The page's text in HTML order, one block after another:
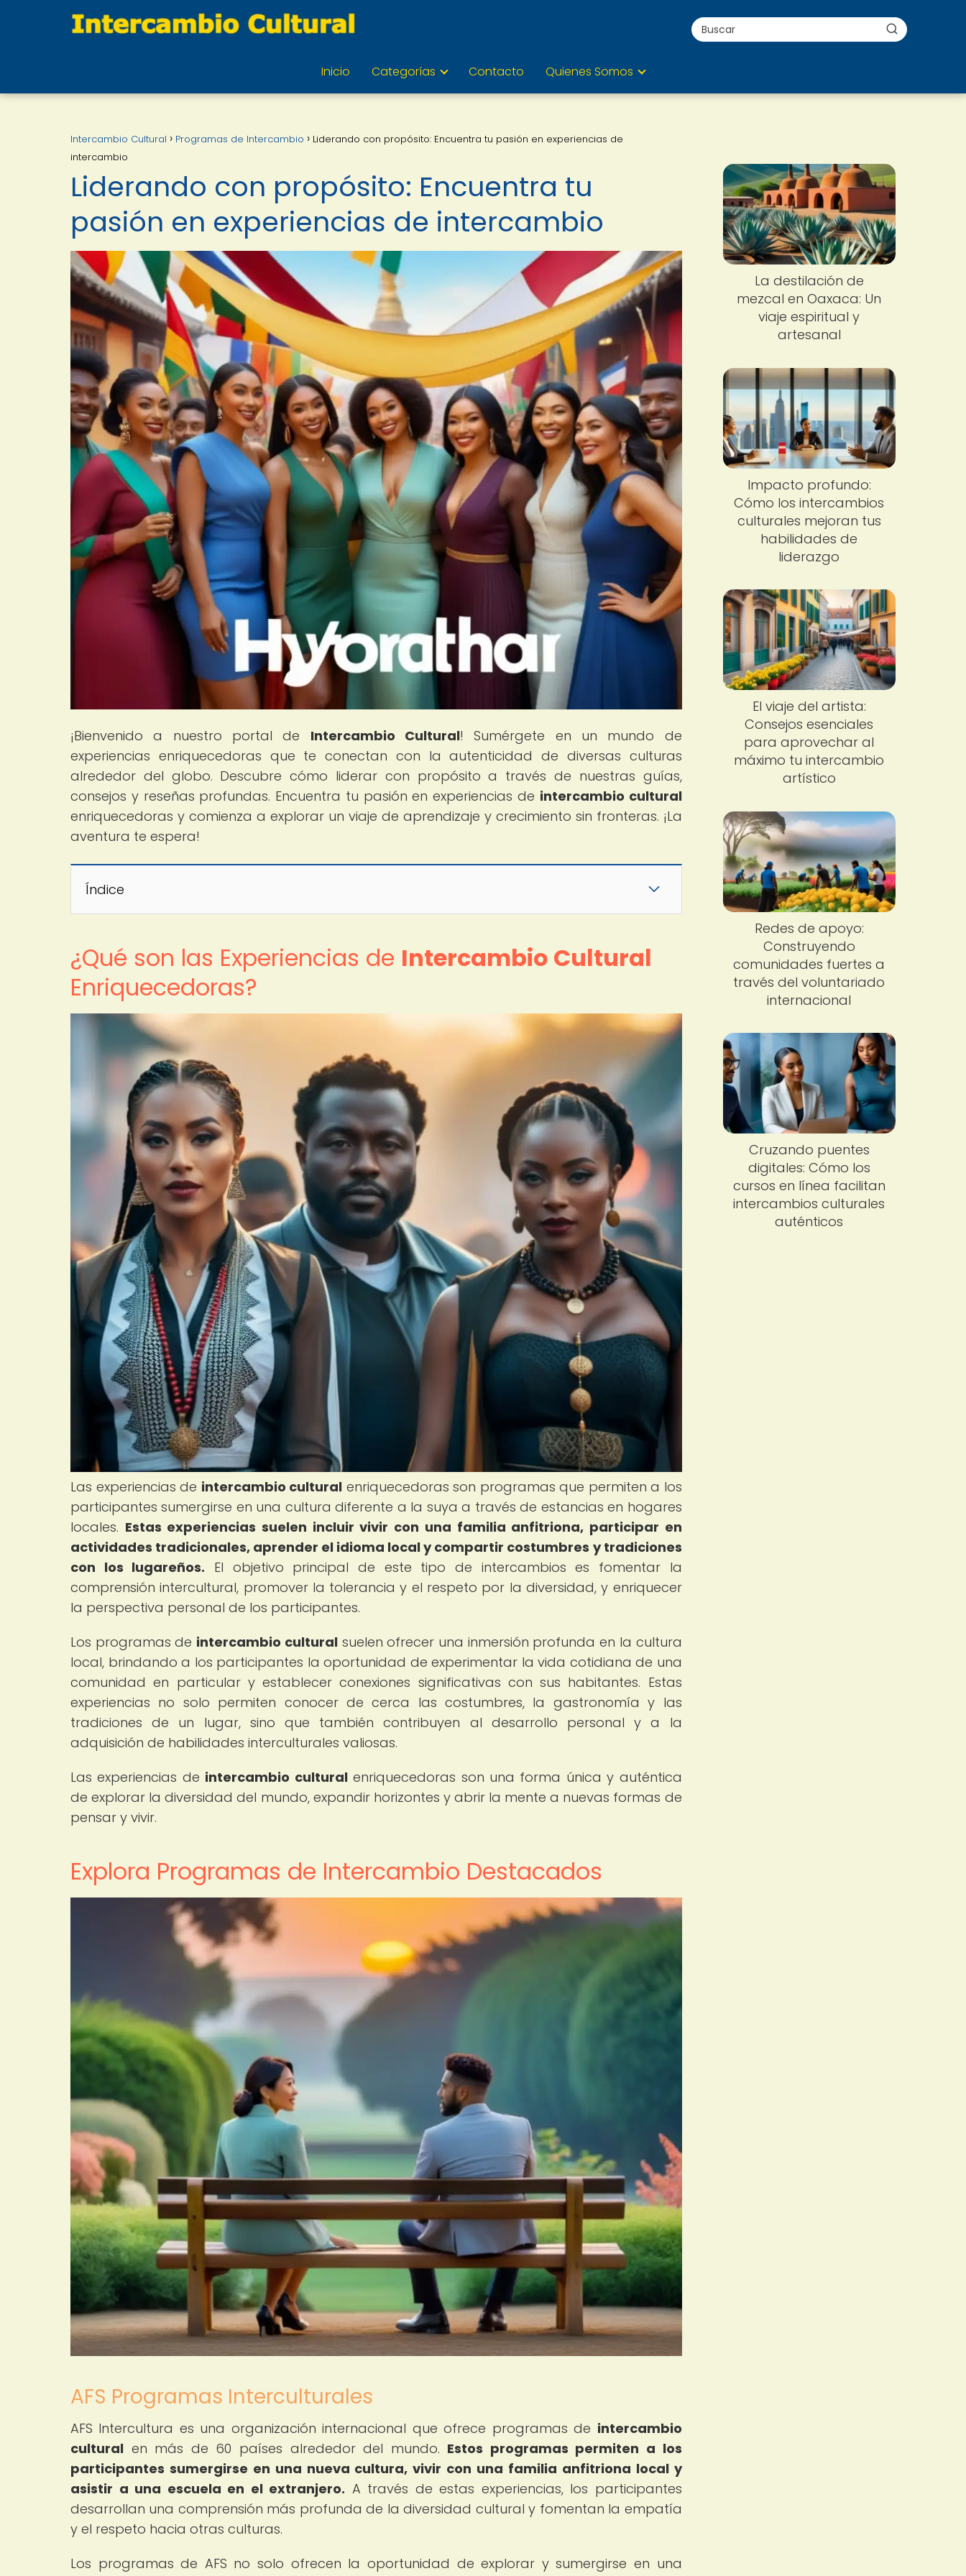
Inicio Categorías Contacto Quienes Somos
Intercambio Cultural Programas de Intercambio
Liderando con propósito: Encuentra tu pasión en experiencias de
intercambio
Liderando con propósito: Encuentra tu
pasión en experiencias de intercambio
¡Bienvenido a nuestro portal de Intercambio Cultural! Sumérgete en un mundo de
experiencias enriquecedoras que te conectan con la autenticidad de diversas culturas
alrededor del globo. Descubre cómo liderar con propósito a través de nuestras guías,
consejos y reseñas profundas. Encuentra tu pasión en experiencias de intercambio cultural
enriquecedoras y comienza a explorar un viaje de aprendizaje y crecimiento sin fronteras. ¡La
aventura te espera!
Índice
¿Qué son las Experiencias de Intercambio Cultural
Enriquecedoras?
Las experiencias de intercambio cultural enriquecedoras son programas que permiten a los
participantes sumergirse en una cultura diferente a la suya a través de estancias en hogares
locales. Estas experiencias suelen incluir vivir con una familia anfitriona, participar en
actividades tradicionales, aprender el idioma local y compartir costumbres y tradiciones
con los lugareños. El objetivo principal de este tipo de intercambios es fomentar la
comprensión intercultural, promover la tolerancia y el respeto por la diversidad, y enriquecer
la perspectiva personal de los participantes.
Los programas de intercambio culturalsuelen ofrecer una inmersión profunda en la cultura
local, brindando a los participantes la oportunidad de experimentar la vida cotidiana de una
comunidad en particular y establecer conexiones significativas con sus habitantes. Estas
experiencias no solo permiten conocer de cerca las costumbres, la gastronomía y las
tradiciones de un lugar, sino que también contribuyen al desarrollo personal y a la
adquisición de habilidades interculturales valiosas.
Las experiencias de intercambio culturalenriquecedoras son una forma única y auténtica
de explorar la diversidad del mundo, expandir horizontes y abrir la mente a nuevas formas de
pensar y vivir.
Explora Programas de Intercambio Destacados
AFS Programas Interculturales
AFS Intercultura es una organización internacional que ofrece programas de intercambio
cultural en más de 60 países alrededor del mundo. Estos programas permiten a los
participantes sumergirse en una nueva cultura, vivir con una familia anfitriona local y
asistir a una escuela en el extranjero. A través de estas experiencias, los participantes
desarrollan una comprensión más profunda de la diversidad cultural y fomentan la empatía
y el respeto hacia otras culturas.
Los programas de AFS no solo ofrecen la oportunidad de explorar y sumergirse en una
La destilación de
mezcal en Oaxaca: Un
viaje espiritual y
artesanal
Impacto profundo:
Cómo los intercambios
culturales mejoran tus
habilidades de
liderazgo
El viaje del artista:
Consejos esenciales
para aprovechar al
máximo tu intercambio
artístico
Redes de apoyo:
Construyendo
comunidades fuertes a
través del voluntariado
internacional
Cruzando puentes
digitales: Cómo los
cursos en línea facilitan
intercambios culturales
auténticos